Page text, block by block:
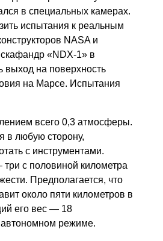
в специальных камерах.
испытания к реальным
NASA и
«NDX-1» в
выход на поверхность
на Марсе. Испытания
всего 0,3 атмосферы.
в любую сторону,
с инструментами.
с половиной километра
Предполагается, что
около пяти километров в
его вес — 18
автономном режиме.